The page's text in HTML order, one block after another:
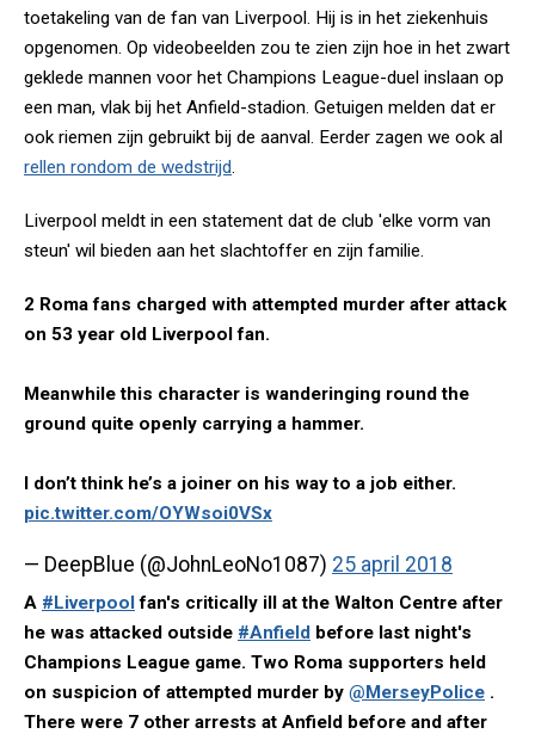
toetakeling van de fan van Liverpool. Hij is in het ziekenhuis
opgenomen. Op videobeelden zou te zien zijn hoe in het zwart
geklede mannen voor het Champions League-duel inslaan op
een man, vlak bij het Anfield-stadion. Getuigen melden dat er
ook riemen zijn gebruikt bij de aanval. Eerder zagen we ook al
rellen rondom de wedstrijd.
Liverpool meldt in een statement dat de club 'elke vorm van
steun' wil bieden aan het slachtoffer en zijn familie.
2 Roma fans charged with attempted murder after attack
on 53 year old Liverpool fan.
Meanwhile this character is wanderinging round the
ground quite openly carrying a hammer.
I don’t think he’s a joiner on his way to a job either.
pic.twitter.com/OYWsoi0VSx
— DeepBlue (@JohnLeoNo1087) 25 april 2018
A #Liverpoolfan's critically ill at the Walton Centre after
he was attacked outside #Anfield before last night's
Champions League game. Two Roma supporters held
on suspicion of attempted murder by @MerseyPolice .
There were 7 other arrests at Anfield before and after